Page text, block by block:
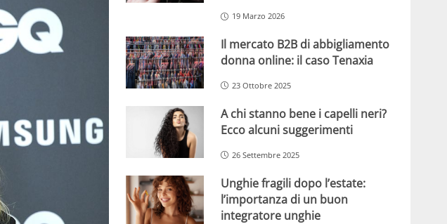
19 Marzo 2026
Il mercato B2B di abbigliamento
donna online: il caso Tenaxia
23 Ottobre 2025
A chi stanno bene i capelli neri?
Ecco alcuni suggerimenti
26 Settembre 2025
Unghie fragili dopo l’estate:
l’importanza di un buon
integratore unghie